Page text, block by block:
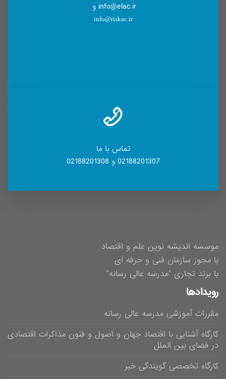
info@elac.ir و
info@riskac.ir
تماس با ما
02188201307 و 02188201308
موسسه اندیشه نوین علم و اقتصاد
با مجوز سازمان فنی و حرفه ای
با برند تجاری "مدرسه عالی رسانه"
رویدادها
مقررات آموزشی مدرسه عالی رسانه
کارگاه آشنایی با اقتصاد جهان و اصول و فنون مذاکرات اقتصادی
در فضای بین الملل
کارگاه تخصصی گویندگی خبر